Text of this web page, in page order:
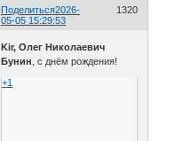
Поделиться 1320
2026-
05-05 15:29:53
Kir, Олег Николаевич
Бунин , с днём рождения!
+1